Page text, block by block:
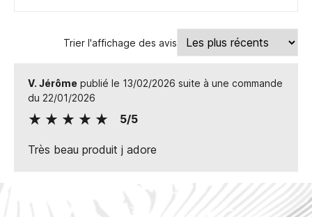
Trier l'affichage des avis
V. Jérôme publié le 13/02/2026 suite à une commande
du 22/01/2026
5/5
Très beau produit j adore